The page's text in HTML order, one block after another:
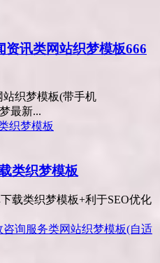
讯类网站织梦模板666
织梦模板(带手机
最新...
类织梦模板
载类织梦模板+利于SEO优化